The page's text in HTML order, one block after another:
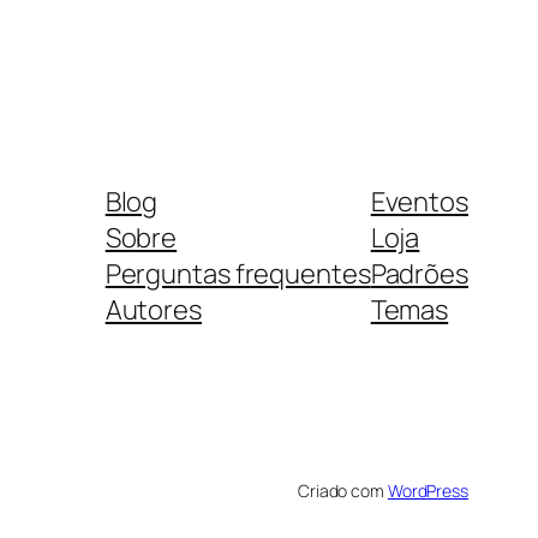
Blog
Sobre
Perguntas frequentes
Autores
Eventos
Loja
Padrões
Temas
Criado com WordPress